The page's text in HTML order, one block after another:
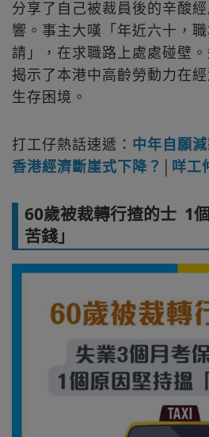
分享了自己被裁員後的辛酸
響。事主大嘆「年近六十，
請」，在求職路上處處碰壁
揭示了本港中高齡勞動力在
生存困境。
打工仔熱話速遞： 中年自願
香港經濟斷崖式下降？
咩工
60歲被裁轉行揸的士 1
苦錢」